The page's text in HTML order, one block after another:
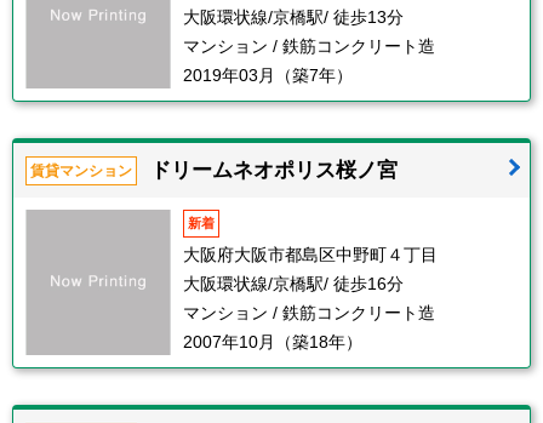
大阪環状線/京橋駅/ 徒歩13分
マンション / 鉄筋コンクリート造
2019年03月（築7年）
賃貸マンション ドリームネオポリス桜ノ宮
新着
大阪府大阪市都島区中野町４丁目
大阪環状線/京橋駅/ 徒歩16分
マンション / 鉄筋コンクリート造
2007年10月（築18年）